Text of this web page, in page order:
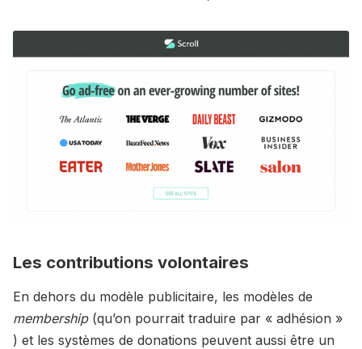
Les contributions volontaires
En dehors du modèle publicitaire, les modèles de
membership(qu’on pourrait traduire par « adhésion »
) et les systèmes de donations peuvent aussi être un